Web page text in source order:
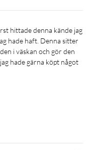
hade haft. Denna sitter
i väskan och gör den
hade gärna köpt något